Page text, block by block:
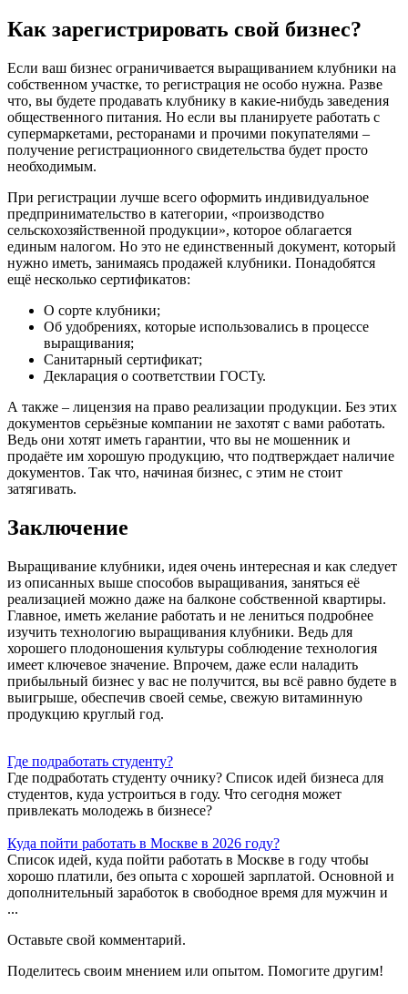
Как зарегистрировать свой бизнес?
Если ваш бизнес ограничивается выращиванием клубники на
собственном участке, то регистрация не особо нужна. Разве
что, вы будете продавать клубнику в какие-нибудь заведения
общественного питания. Но если вы планируете работать с
супермаркетами, ресторанами и прочими покупателями –
получение регистрационного свидетельства будет просто
необходимым.
При регистрации лучше всего оформить индивидуальное
предпринимательство в категории, «производство
сельскохозяйственной продукции», которое облагается
единым налогом. Но это не единственный документ, который
нужно иметь, занимаясь продажей клубники. Понадобятся
ещё несколько сертификатов:
О сорте клубники;
Об удобрениях, которые использовались в процессе
выращивания;
Санитарный сертификат;
Декларация о соответствии ГОСТу.
А также – лицензия на право реализации продукции. Без этих
документов серьёзные компании не захотят с вами работать.
Ведь они хотят иметь гарантии, что вы не мошенник и
продаёте им хорошую продукцию, что подтверждает наличие
документов. Так что, начиная бизнес, с этим не стоит
затягивать.
Заключение
Выращивание клубники, идея очень интересная и как следует
из описанных выше способов выращивания, заняться её
реализацией можно даже на балконе собственной квартиры.
Главное, иметь желание работать и не лениться подробнее
изучить технологию выращивания клубники. Ведь для
хорошего плодоношения культуры соблюдение технология
имеет ключевое значение. Впрочем, даже если наладить
прибыльный бизнес у вас не получится, вы всё равно будете в
выигрыше, обеспечив своей семье, свежую витаминную
продукцию круглый год.
Где подработать студенту?
Где подработать студенту очнику? Список идей бизнеса для
студентов, куда устроиться в году. Что сегодня может
привлекать молодежь в бизнесе?
Куда пойти работать в Москве в 2026 году?
Список идей, куда пойти работать в Москве в году чтобы
хорошо платили, без опыта с хорошей зарплатой. Основной и
дополнительный заработок в свободное время для мужчин и
...
Оставьте свой комментарий.
Поделитесь своим мнением или опытом. Помогите другим!